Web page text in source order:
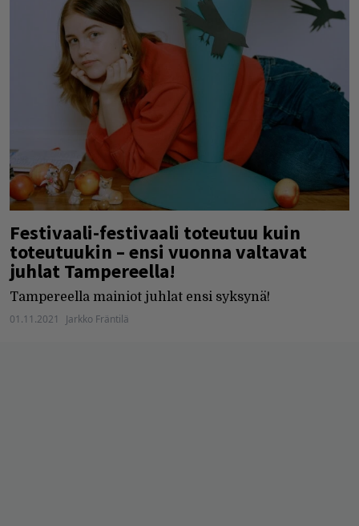
Festivaali-festivaali toteutuu kuin
toteutuukin – ensi vuonna valtavat
juhlat Tampereella!
Tampereella mainiot juhlat ensi syksynä!
01.11.2021 Jarkko Fräntilä